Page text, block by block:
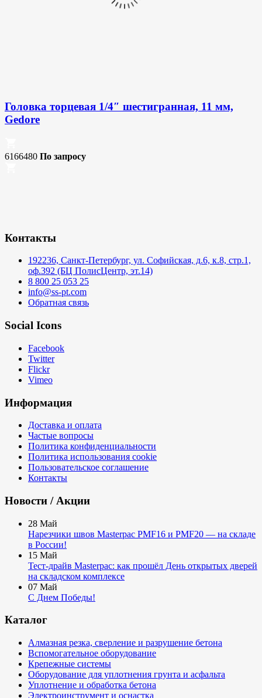
Головка торцевая 1/4″ шестигранная, 11 мм,
Gedore
6166480 По запросу
Контакты
192236, Санкт-Петербург, ул. Софийская, д.6, к.8, стр.1,
оф.392 (БЦ ПолисЦентр, эт.14)
8 800 25 053 25
info@ss-pt.com
Обратная связь
Social Icons
Facebook
Twitter
Flickr
Vimeo
Информация
Доставка и оплата
Частые вопросы
Политика конфиденциальности
Политика использования cookie
Пользовательское соглашение
Контакты
Новости / Акции
28 Май
Нарезчики швов Masterpac PMF16 и PMF20 — на складе
в России!
15 Май
Тест-драйв Masterpac: как прошёл День открытых дверей
на складском комплексе
07 Май
С Днем Победы!
Каталог
Алмазная резка, сверление и разрушение бетона
Вспомогательное оборудование
Крепежные системы
Оборудование для уплотнения грунта и асфальта
Уплотнение и обработка бетона
Электроинструмент и оснастка